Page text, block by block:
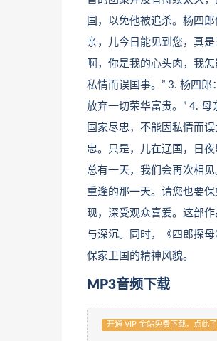
国，以免他被追杀。杨四
亲，儿今日能见到您，真
啊，你是我的心头肉，我
私情而误国事。” 3. 杨四
放弃一切荣华富贵。” 4.
国家尽忠，不能因私情而
忠。只是，儿在辽国，日
总有一天，我们会再次相
重逢的那一天。请您也要
现，深受观众喜爱。这部
与深沉。同时，《四郎探
保家卫国的精神风貌。
MP3音频下载
开通 VIP 全站免费下载，点此